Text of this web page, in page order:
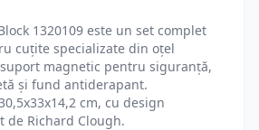
1320109 este un set complet
cuțite specializate din oțel
magnetic pentru siguranță,
și fund antiderapant.
cm, cu design
de Richard Clough.